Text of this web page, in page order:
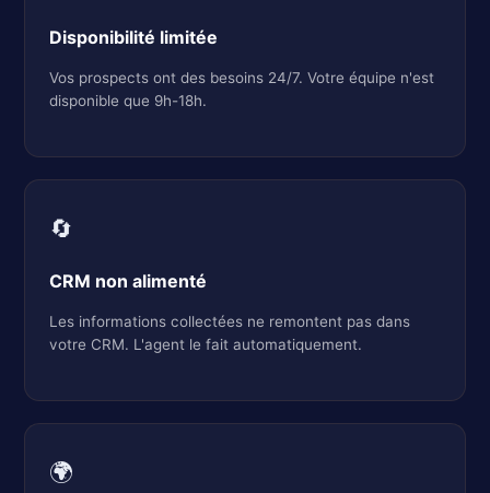
Disponibilité limitée
Vos prospects ont des besoins 24/7. Votre équipe n'est
disponible que 9h-18h.
🔄
CRM non alimenté
Les informations collectées ne remontent pas dans
votre CRM. L'agent le fait automatiquement.
🌍